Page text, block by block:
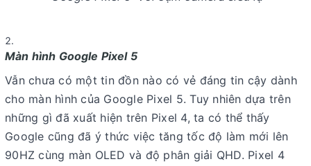
Màn hình Google Pixel 5
Vẫn chưa có một tin đồn nào có vẻ đáng tin cậy dành
cho màn hình của Google Pixel 5. Tuy nhiên dựa trên
những gì đã xuất hiện trên Pixel 4, ta có thể thấy
Google cũng đã ý thức việc tăng tốc độ làm mới lên
90HZ cùng màn OLED và độ phân giải QHD. Pixel 4